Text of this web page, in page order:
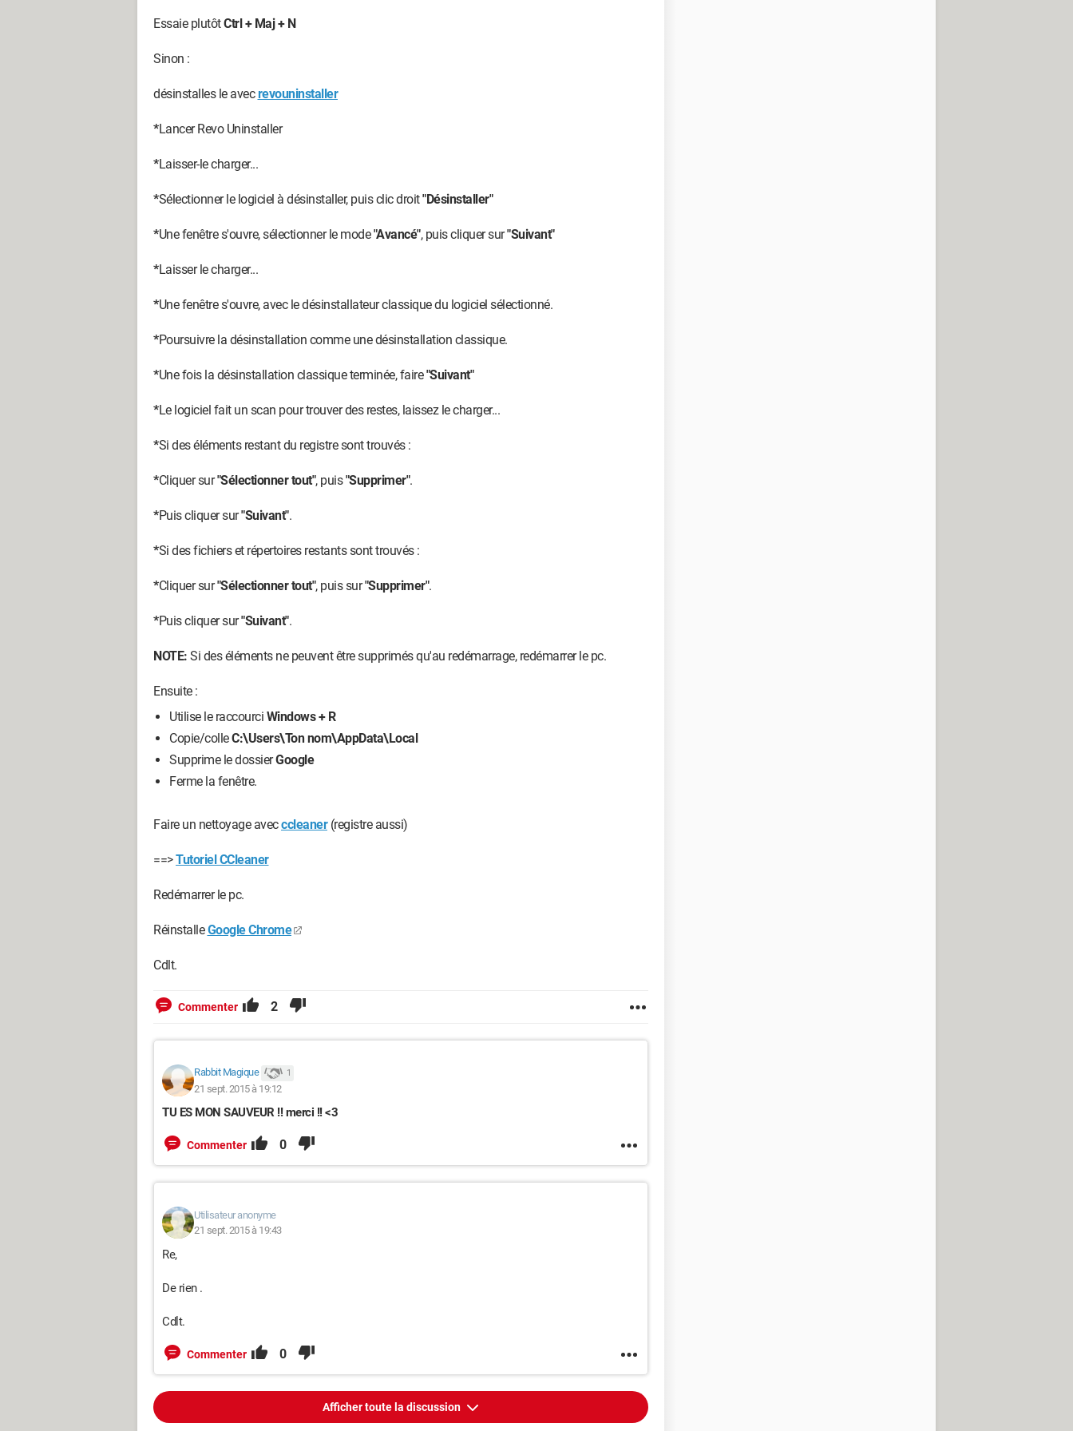
Essaie plutôtCtrl + Maj + N
Sinon :
désinstalles le avecrevouninstaller
*Lancer Revo Uninstaller
*Laisser-le charger...
*Sélectionner le logiciel à désinstaller, puis clic droit"Désinstaller"
*Une fenêtre s'ouvre, sélectionner le mode"Avancé", puis cliquer sur"Suivant"
*Laisser le charger...
*Une fenêtre s'ouvre, avec le désinstallateur classique du logiciel sélectionné.
*Poursuivre la désinstallation comme une désinstallation classique.
*Une fois la désinstallation classique terminée, faire"Suivant"
*Le logiciel fait un scan pour trouver des restes, laissez le charger...
*Si des éléments restant du registre sont trouvés :
*Cliquer sur"Sélectionner tout", puis"Supprimer".
*Puis cliquer sur"Suivant".
*Si des fichiers et répertoires restants sont trouvés :
*Cliquer sur"Sélectionner tout", puis sur"Supprimer".
*Puis cliquer sur"Suivant".
NOTE: Si des éléments ne peuvent être supprimés qu'au redémarrage, redémarrer le pc.
Ensuite :
Utilise le raccourci Windows + R
Copie/colleC:\Users\Ton nom\AppData\Local
Supprime le dossierGoogle
Ferme la fenêtre.
Faire un nettoyage avecccleaner(registre aussi)
==>Tutoriel CCleaner
Redémarrer le pc.
RéinstalleGoogle Chrome
Cdlt.
Commenter 2
Rabbit Magique 1
21 sept. 2015 à 19:12
TU ES MON SAUVEUR !! merci !! <3
Commenter 0
Utilisateur anonyme
21 sept. 2015 à 19:43
Re,
De rien .
Cdlt.
Commenter 0
Afficher toute la discussion